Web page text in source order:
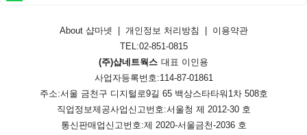
About 샵마넷 개인정보 처리방침
이용약관
TEL:02-851-0815
(주)샵네트웍스 대표 이인용
사업자등록번호:114-87-01861
주소:서울 금천구 디지털로9길 65 백상스타타워1차 508호
직업정보제공사업신고번호:서울청 제 2012-30 호
통신판매업신고번호:제 2020-서울금천-2036 호